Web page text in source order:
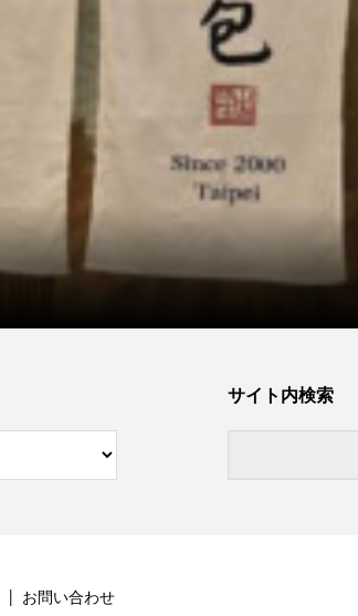
サイト内検索
お問い合わせ